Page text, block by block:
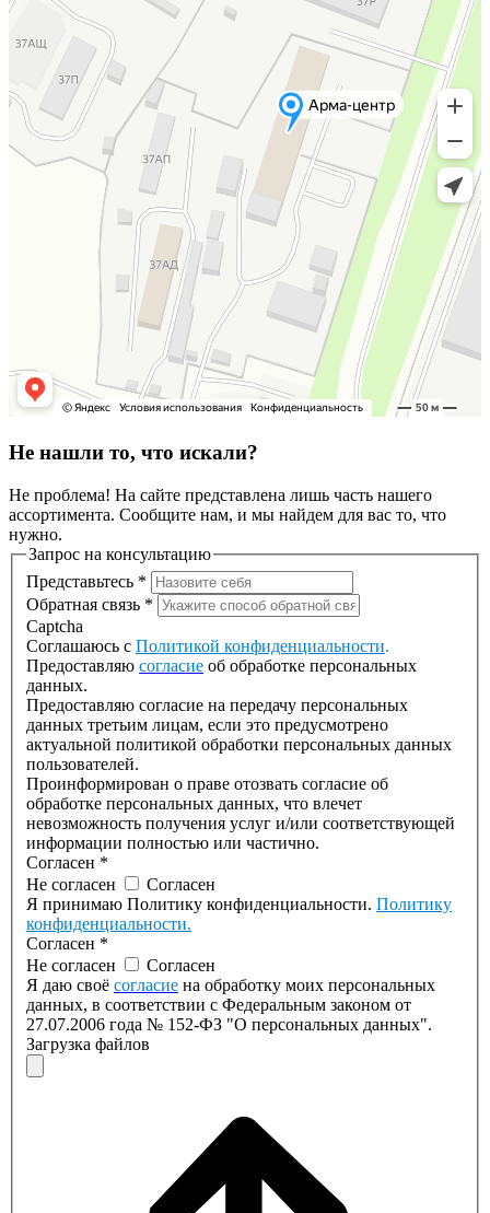
Не нашли то, что искали?
Не проблема! На сайте представлена лишь часть нашего
ассортимента. Сообщите нам, и мы найдем для вас то, что
нужно.
Запрос на консультацию
Представьтесь *
Обратная связь *
Captcha
Соглашаюсь с Политикой конфиденциальности.
Предоставляю согласие об обработке персональных
данных.
Предоставляю согласие на передачу персональных
данных третьим лицам, если это предусмотрено
актуальной политикой обработки персональных данных
пользователей.
Проинформирован о праве отозвать согласие об
обработке персональных данных, что влечет
невозможность получения услуг и/или соответствующей
информации полностью или частично.
Согласен *
Не согласен
Согласен
Я принимаю Политику конфиденциальности. Политику
конфиденциальности.
Согласен *
Не согласен
Согласен
Я даю своё согласие на обработку моих персональных
данных, в соответствии с Федеральным законом от
27.07.2006 года № 152-ФЗ "О персональных данных".
Загрузка файлов